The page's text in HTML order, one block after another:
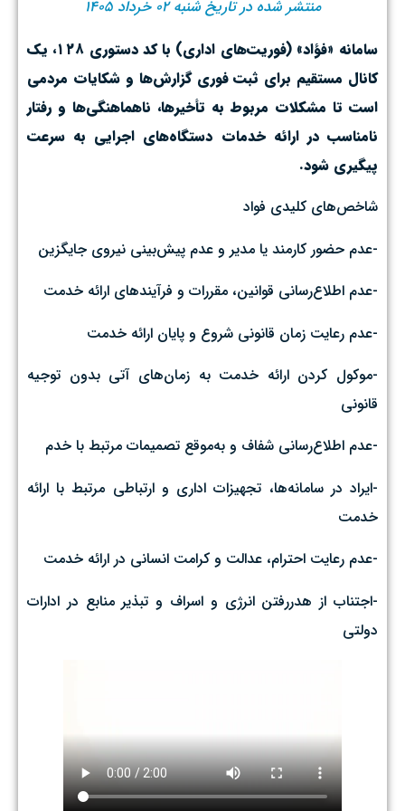
منتشر شده در تاریخ شنبه ۰۲ خرداد ۱۴۰۵
سامانه «فؤاد» (فوریت‌های اداری) با کد دستوری ۱۲۸، یک
کانال مستقیم برای ثبت فوری گزارش‌ها و شکایات مردمی
است تا مشکلات مربوط به تأخیرها، ناهماهنگی‌ها و رفتار
نامناسب در ارائه خدمات دستگاه‌های اجرایی به سرعت
پیگیری شود.
شاخص‌های کلیدی فواد
-عدم حضور کارمند یا مدیر و عدم پیش‌بینی نیروی جایگزین
-عدم اطلاع‌رسانی قوانین، مقررات و فرآیندهای ارائه خدمت
-عدم رعایت زمان قانونی شروع و پایان ارائه خدمت
-موکول کردن ارائه خدمت به زمان‌های آتی بدون توجیه
قانونی
-عدم اطلاع‌رسانی شفاف و به‌موقع تصمیمات مرتبط با خدم
-ایراد در سامانه‌ها، تجهیزات اداری و ارتباطی مرتبط با ارائه
خدمت
-عدم رعایت احترام، عدالت و کرامت انسانی در ارائه خدمت
-اجتناب از هدررفتن انرژی و اسراف و تبذیر منابع در ادارات
دولتی